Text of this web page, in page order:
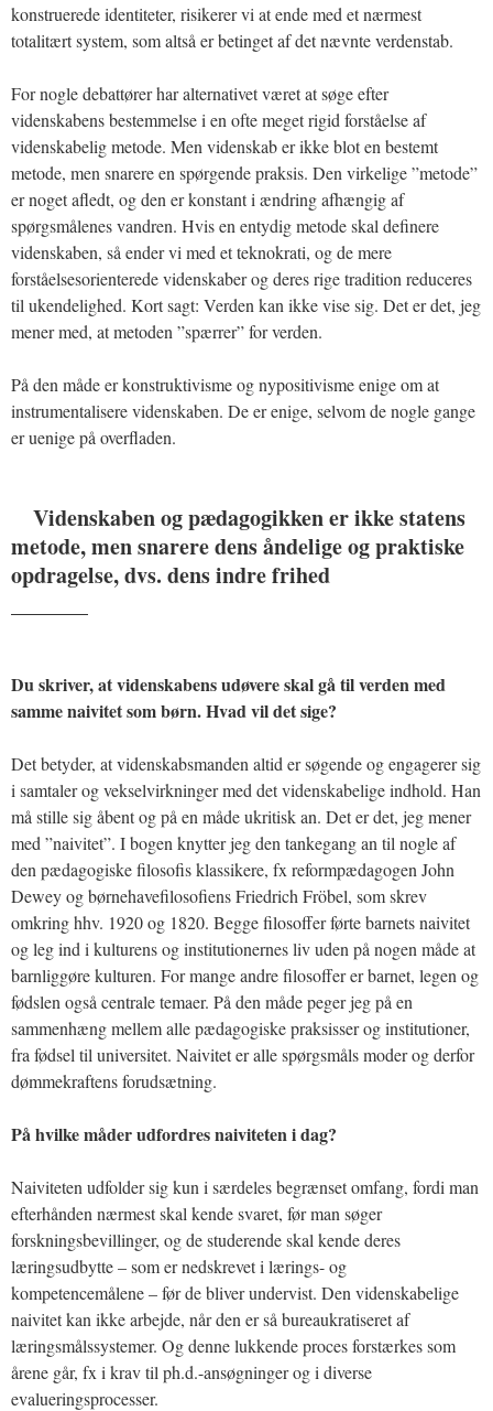
konstruerede identiteter, risikerer vi at ende med et nærmest
totalitært system, som altså er betinget af det nævnte verdenstab.
For nogle debattører har alternativet været at søge efter
videnskabens bestemmelse i en ofte meget rigid forståelse af
videnskabelig metode. Men videnskab er ikke blot en bestemt
metode, men snarere en spørgende praksis. Den virkelige ”metode”
er noget afledt, og den er konstant i ændring afhængig af
spørgsmålenes vandren. Hvis en entydig metode skal definere
videnskaben, så ender vi med et teknokrati, og de mere
forståelsesorienterede videnskaber og deres rige tradition reduceres
til ukendelighed. Kort sagt: Verden kan ikke vise sig. Det er det, jeg
mener med, at metoden ”spærrer” for verden.
På den måde er konstruktivisme og nypositivisme enige om at
instrumentalisere videnskaben. De er enige, selvom de nogle gange
er uenige på overfladen.
Videnskaben og pædagogikken er ikke statens
metode, men snarere dens åndelige og praktiske
opdragelse, dvs. dens indre frihed
Du skriver, at videnskabens udøvere skal gå til verden med
samme naivitet som børn. Hvad vil det sige?
Det betyder, at videnskabsmanden altid er søgende og engagerer sig
i samtaler og vekselvirkninger med det videnskabelige indhold. Han
må stille sig åbent og på en måde ukritisk an. Det er det, jeg mener
med ”naivitet”. I bogen knytter jeg den tankegang an til nogle af
den pædagogiske filosofis klassikere, fx reformpædagogen John
Dewey og børnehavefilosofiens Friedrich Fröbel, som skrev
omkring hhv. 1920 og 1820. Begge filosoffer førte barnets naivitet
og leg ind i kulturens og institutionernes liv uden på nogen måde at
barnliggøre kulturen. For mange andre filosoffer er barnet, legen og
fødslen også centrale temaer. På den måde peger jeg på en
sammenhæng mellem alle pædagogiske praksisser og institutioner,
fra fødsel til universitet. Naivitet er alle spørgsmåls moder og derfor
dømmekraftens forudsætning.
På hvilke måder udfordres naiviteten i dag?
Naiviteten udfolder sig kun i særdeles begrænset omfang, fordi man
efterhånden nærmest skal kende svaret, før man søger
forskningsbevillinger, og de studerende skal kende deres
læringsudbytte – som er nedskrevet i lærings- og
kompetencemålene – før de bliver undervist. Den videnskabelige
naivitet kan ikke arbejde, når den er så bureaukratiseret af
læringsmålssystemer. Og denne lukkende proces forstærkes som
årene går, fx i krav til ph.d.-ansøgninger og i diverse
evalueringsprocesser.